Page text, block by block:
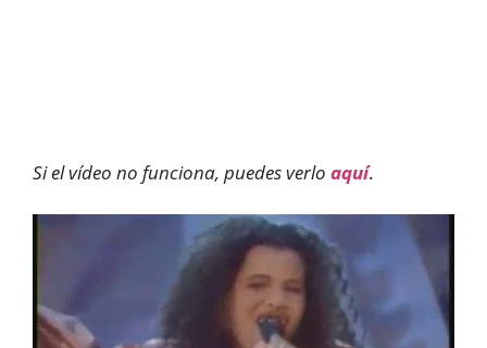
Si el vídeo no funciona, puedes verlo aquí.